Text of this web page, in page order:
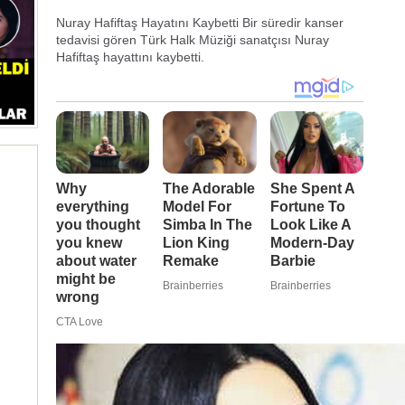
Nuray Hafiftaş Hayatını Kaybetti Bir süredir kanser
tedavisi gören Türk Halk Müziği sanatçısı Nuray
Hafiftaş hayattını kaybetti.